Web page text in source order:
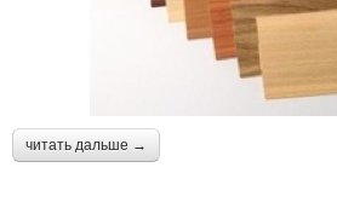
читать дальше →